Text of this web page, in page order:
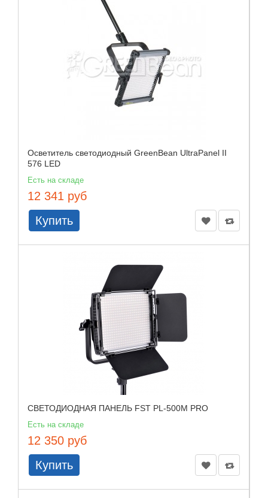
Осветитель светодиодный GreenBean UltraPanel II
576 LED
Есть на складе
12 341 руб
Купить
СВЕТОДИОДНАЯ ПАНЕЛЬ FST PL-500M PRO
Есть на складе
12 350 руб
Купить